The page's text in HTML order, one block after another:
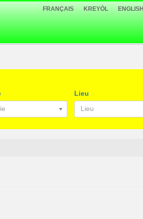
FRANÇAIS KREYÒL ENGLISH
Lieu
Lieu